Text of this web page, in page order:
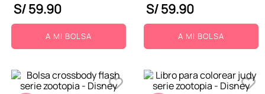
S/59.90
A MI BOLSA
S/59.90
A MI BOLSA